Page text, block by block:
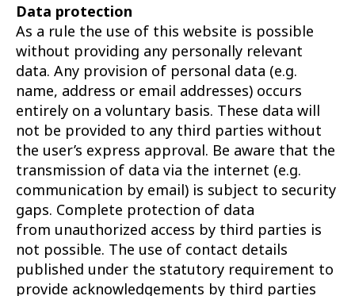
Data protection
As a rule the use of this website is possible
without providing any personally relevant
data. Any provision of personal data (e.g.
name, address or email addresses) occurs
entirely on a voluntary basis. These data will
not be provided to any third parties without
the user’s express approval. Be aware that the
transmission of data via the internet (e.g.
communication by email) is subject to security
gaps. Complete protection of data
from unauthorized access by third parties is
not possible. The use of contact details
published under the statutory requirement to
provide acknowledgements by third parties